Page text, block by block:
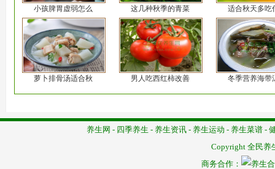
小孩脾胃虚弱怎么 这几种秋季的青菜 适合秋天多吃
萝卜排骨汤适合秋 男人吃西红柿改善 冬季营养海带
养生网 - 四季养生 - 养生资讯 - 养生运动 - 养生菜谱 -
Copyright 全民养
商务合作：